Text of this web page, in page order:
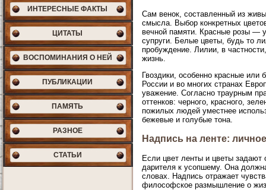
ИНТЕРЕСНЫЕ ФАКТЫ
ЦИТАТЫ
ВОСПОМИНАНИЯ О НЕЙ
ПУБЛИКАЦИИ
ПАМЯТЬ
РАЗНОЕ
СТАТЬИ
Сам венок, составленный из
смысла. Выбор конкретных
вечной памяти. Красные розы —
супруги. Белые цветы, будь то
пробуждение. Лилии, в
жизнь.
Гвоздики, особенно красные
России и во многих странах
уважение. Согласно траурным
оттенков: черного, красного,
пожилых людей уместнее
бежевые и голубые тона.
Надпись на ленте:
Если цвет ленты и цветы
дарителя к усопшему. Она
словах. Надпись отражает
философское размышление о